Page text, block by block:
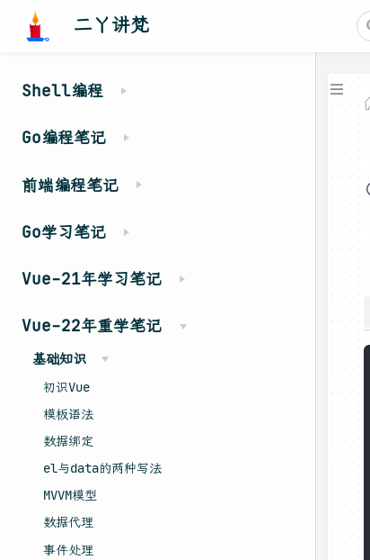
二丫讲梵
Shell编程
Go编程笔记
前端编程笔记
Go学习笔记
Vue-21年学习笔记
Vue-22年重学笔记
基础知识
初识Vue
模板语法
数据绑定
el与data的两种写法
MVVM模型
数据代理
事件处理